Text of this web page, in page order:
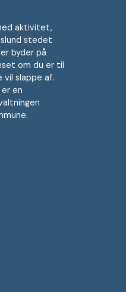
aktivitet,
stedet
byder på
om du er til
vil slappe af.
er en